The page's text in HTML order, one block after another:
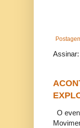
Assinar:
O